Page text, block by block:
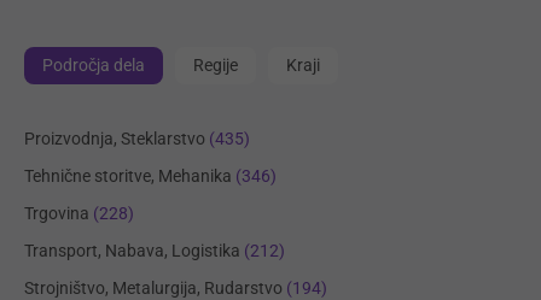
Področja dela Regije Kraji
Proizvodnja, Steklarstvo (435)
Tehnične storitve, Mehanika (346)
Trgovina (228)
Transport, Nabava, Logistika (212)
Strojništvo, Metalurgija, Rudarstvo (194)